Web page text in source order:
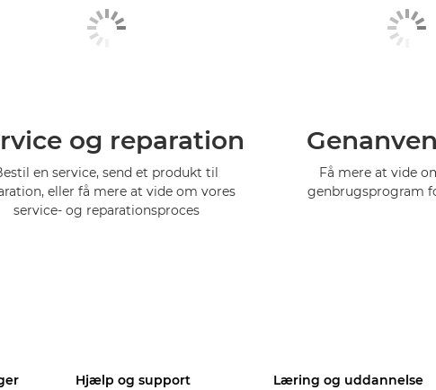
og reparation
en service, send et produkt til
eller få mere at vide om vores
service- og reparationsproces
Få mere at vide
genbrugsprogram
Hjælp og support Læring og uddannelse